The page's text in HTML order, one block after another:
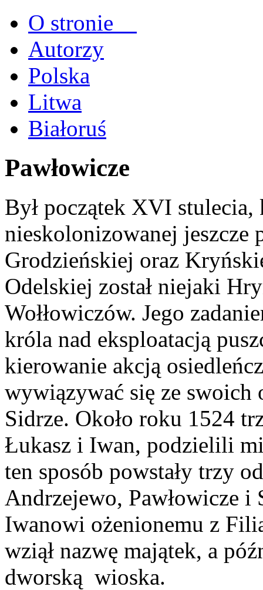
O stronie
Autorzy
Polska
Litwa
Białoruś
Pawłowicze
Był początek XVI stulecia,
nieskolonizowanej jeszcze
Grodzieńskiej oraz
Odelskiej został niejaki
Wołłowiczów. Jego
króla nad eksploatacją
kierowanie akcją
wywiązywać się ze swoich
Sidrze. Około roku 1524
Łukasz i Iwan, podzielili
ten sposób powstały trzy
Andrzejewo, Pawłowicze i
Iwanowi ożenionemu z
wziął nazwę majątek, a
dworską wioska.